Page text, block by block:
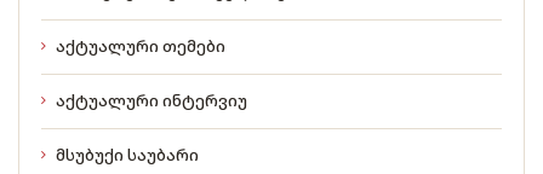
აქტუალური თემები
აქტუალური ინტერვიუ
მსუბუქი საუბარი